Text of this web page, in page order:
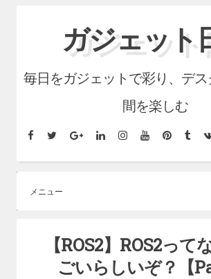
ン
キ
ガジェット
毎日をガジェットで彩り、デ
間を楽しむ
Facebook
TwitterGoogle+LinkedInInstagram
YouTubePinterest
メニュー
【ROS2】ROS2って
ごいらしいぞ？【